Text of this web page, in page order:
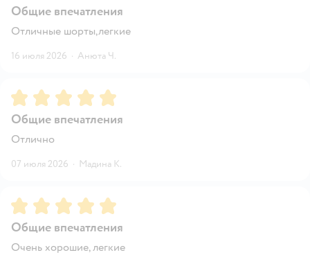
Общие впечатления
Отличные шорты,легкие
16 июля 2026 · Анюта Ч.
Рейтинг:5
Общие впечатления
Отлично
07 июля 2026 · Мадина К.
Рейтинг:5
Общие впечатления
Очень хорошие, легкие